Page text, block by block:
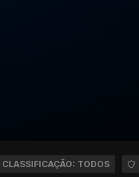
CLASSIFICAÇÃO: TODOS